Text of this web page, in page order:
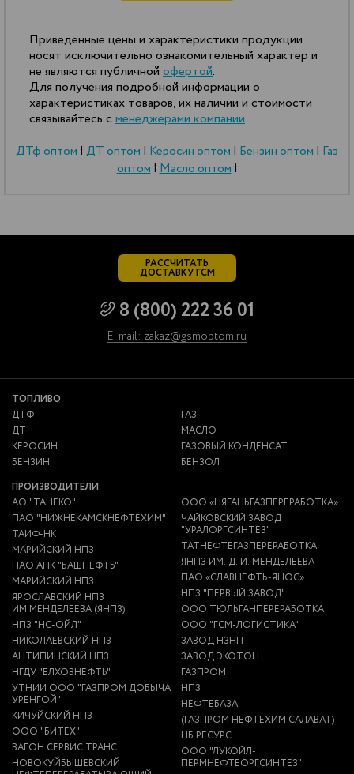
Приведённые цены и характеристики продукции
носят исключительно ознакомительный характер и
не являются публичной офертой.
Для получения подробной информации о
характеристиках товаров, их наличии и стоимости
связывайтесь с менеджерами компании
ДТф оптом| ДТ оптом| Керосин оптом| Бензин оптом| Газ
оптом|Масло оптом|
РАССЧИТАТЬ
ДОСТАВКУ ГСМ
8 (800) 222 36 01
E-mail: zakaz@gsmoptom.ru
ТОПЛИВО
ДТФ
ДТ
КЕРОСИН
БЕНЗИН
ГАЗ
МАСЛО
ГАЗОВЫЙ КОНДЕНСАТ
БЕНЗОЛ
ПРОИЗВОДИТЕЛИ
АО "ТАНЕКО"
ПАО "НИЖНЕКАМСКНЕФТЕХИМ"
ТАИФ-НК
МАРИЙСКИЙ НПЗ
ПАО АНК "БАШНЕФТЬ"
МАРИЙСКИЙ НПЗ
ЯРОСЛАВСКИЙ НПЗ
ИМ.МЕНДЕЛЕЕВА (ЯНПЗ)
НПЗ "НС-ОЙЛ"
НИКОЛАЕВСКИЙ НПЗ
АНТИПИНСКИЙ НПЗ
НГДУ "ЕЛХОВНЕФТЬ"
УТНИИ ООО "ГАЗПРОМ ДОБЫЧА
УРЕНГОЙ"
КИЧУЙСКИЙ НПЗ
ООО "БИТЕХ"
ВАГОН СЕРВИС ТРАНС
НОВОКУЙБЫШЕВСКИЙ
ООО «НЯГАНЬГАЗПЕРЕРАБОТКА»
ЧАЙКОВСКИЙ ЗАВОД
"УРАЛОРГСИНТЕЗ"
ТАТНЕФТЕГАЗПЕРЕРАБОТКА
ЯНПЗ ИМ. Д. И. МЕНДЕЛЕЕВА
ПАО «СЛАВНЕФТЬ-ЯНОС»
НПЗ "ПЕРВЫЙ ЗАВОД"
ООО ТЮЛЬГАНПЕРЕРАБОТКА
ООО "ГСМ-ЛОГИСТИКА"
ЗАВОД НЗНП
ЗАВОД ЭКОТОН
ГАЗПРОМ
НПЗ
НЕФТЕБАЗА
(ГАЗПРОМ НЕФТЕХИМ САЛАВАТ)
НБ РЕСУРС
ООО "ЛУКОЙЛ-
ПЕРМНЕФТЕОРГСИНТЕЗ"